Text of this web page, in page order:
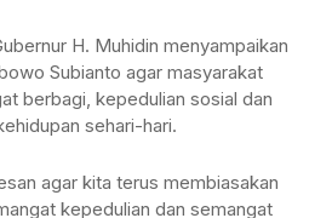
H. Muhidin menyampaikan
Subianto agar masyarakat
berbagi, kepedulian sosial dan
sehari-hari.
agar kita terus membiasakan
kepedulian dan semangat